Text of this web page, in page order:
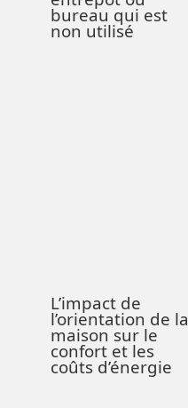
bureau qui est
non utilisé
L’impact de
l’orientation de la
maison sur le
confort et les
coûts d’énergie